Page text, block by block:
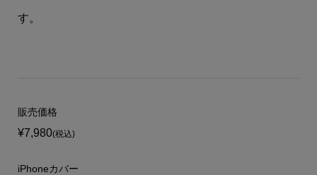
す。
販売価格
¥7,980(税込)
iPhoneカバー